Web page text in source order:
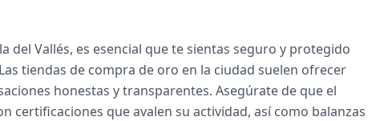
del Vallés, es esencial que te sientas seguro y protegido
tiendas de compra de oro en la ciudad suelen ofrecer
honestas y transparentes. Asegúrate de que el
certificaciones que avalen su actividad, así como balanzas